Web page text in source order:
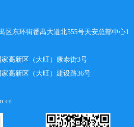
区东环街番禺大道北555号天安总部中心1
高新区（大旺）康泰街3号
高新区（大旺）建设路36号